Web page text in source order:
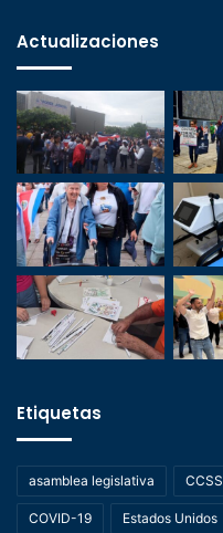
Actualizaciones
Etiquetas
asamblea legislativa CCSS
COVID-19 Estados Unidos